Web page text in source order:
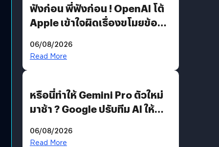
ฟังก่อน พี่ฟังก่อน ! OpenAI โต้
Apple เข้าใจผิดเรื่องขโมยข้อมูล
06/08/2026
Read More
หรือนี่ทำให้ Gemini Pro ตัวใหม่
มาช้า ? Google ปรับทีม AI ให้
AGI
06/08/2026
Read More